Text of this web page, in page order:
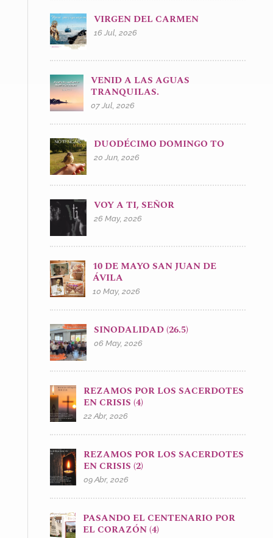
VIRGEN DEL CARMEN
16 Jul, 2026
VENID A LAS AGUAS
TRANQUILAS.
07 Jul, 2026
DUODÉCIMO DOMINGO TO
20 Jun, 2026
VOY A TI, SEÑOR
26 May, 2026
10 DE MAYO SAN JUAN DE
ÁVILA
10 May, 2026
SINODALIDAD (26.5)
06 May, 2026
REZAMOS POR LOS SACERDOTES
EN CRISIS (4)
22 Abr, 2026
REZAMOS POR LOS SACERDOTES
EN CRISIS (2)
09 Abr, 2026
PASANDO EL CENTENARIO POR
EL CORAZÓN (4)